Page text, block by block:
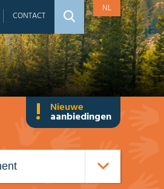
NL
CONTACT
! Nieuwe
aanbiedingen